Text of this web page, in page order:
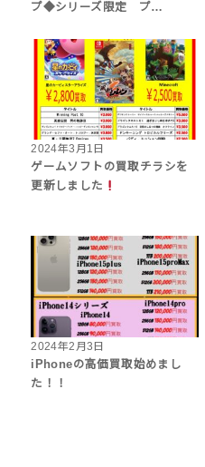
プ◆シリーズ限定 プ…
2024年3月1日
ゲームソフトの買取チラシを
更新しました
2024年2月3日
iPhoneの高価買取始めまし
た！！